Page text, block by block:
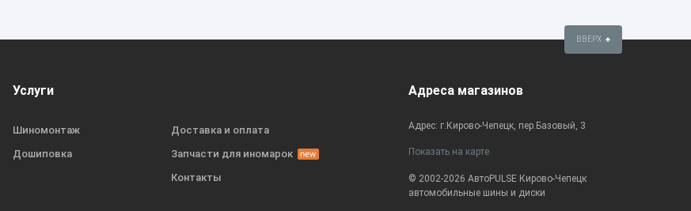
ВВЕРХ
Услуги
Шиномонтаж
Дошиповка
Доставка и оплата
Запчасти для иномарок
Контакты
Адреса магазинов
Адрес: г.Кирово-Чепецк, пер.Базовый, 3
Показать на карте
© 2002-2026 АвтоPULSE Кирово-Чепецк
автомобильные шины и диски